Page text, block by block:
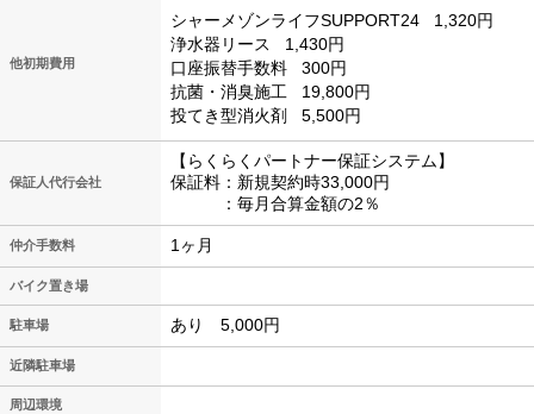
他初期費用
シャーメゾンライフSUPPORT24
1,320円
浄水器リース
1,430円
口座振替手数料
300円
抗菌・消臭施工
19,800円
投てき型消火剤
5,500円
保証人代行会社
【らくらくパートナー保証システム】
保証料：新規契約時33,000円
：毎月合算金額の2％
仲介手数料 1ヶ月
バイク置き場
駐車場 あり 5,000円
近隣駐車場
周辺環境